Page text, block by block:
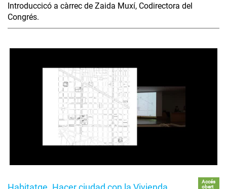
Introduccicó a càrrec de Zaida Muxí, Codirectora del
Congrés.
Accés
obert